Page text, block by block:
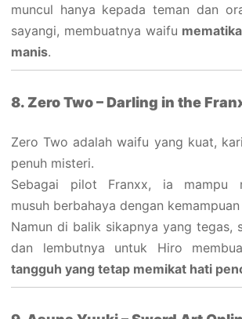
muncul hanya kepada teman dan
sayangi, membuatnya waifu
manis.
8. Zero Two – Darling in the
Zero Two adalah waifu yang kuat,
penuh misteri.
Sebagai pilot Franxx, ia mampu
musuh berbahaya dengan
Namun di balik sikapnya yang tegas,
dan lembutnya untuk Hiro
tangguh yang tetap memikat hati